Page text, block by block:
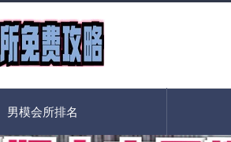
男模会所排名